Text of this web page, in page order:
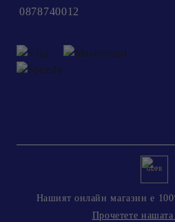
0878740012
GDPR
Нашият онлайн магазин е
Прочетете